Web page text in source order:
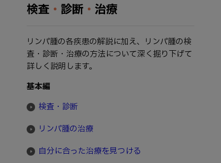
検査 ・ 診断 ・ 治療
リンパ腫の各疾患の解説に加え、リンパ腫の検
査・診断・治療の方法について深く掘り下げて
詳しく説明します。
基本編
検査・診断
リンパ腫の治療
自分に合った治療を見つける